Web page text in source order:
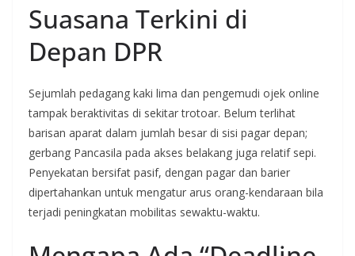
Suasana Terkini di
Depan DPR
Sejumlah pedagang kaki lima dan pengemudi ojek online
tampak beraktivitas di sekitar trotoar. Belum terlihat
barisan aparat dalam jumlah besar di sisi pagar depan;
gerbang Pancasila pada akses belakang juga relatif sepi.
Penyekatan bersifat pasif, dengan pagar dan barier
dipertahankan untuk mengatur arus orang-kendaraan bila
terjadi peningkatan mobilitas sewaktu-waktu.